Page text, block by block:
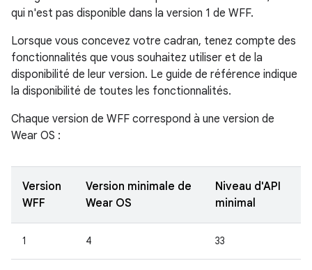
qui n'est pas disponible dans la version 1 de WFF.
Lorsque vous concevez votre cadran, tenez compte des
fonctionnalités que vous souhaitez utiliser et de la
disponibilité de leur version. Le guide de référence indique
la disponibilité de toutes les fonctionnalités.
Chaque version de WFF correspond à une version de
Wear OS :
Version
WFF
Version minimale de
Wear OS
Niveau d'API
minimal
1 4 33